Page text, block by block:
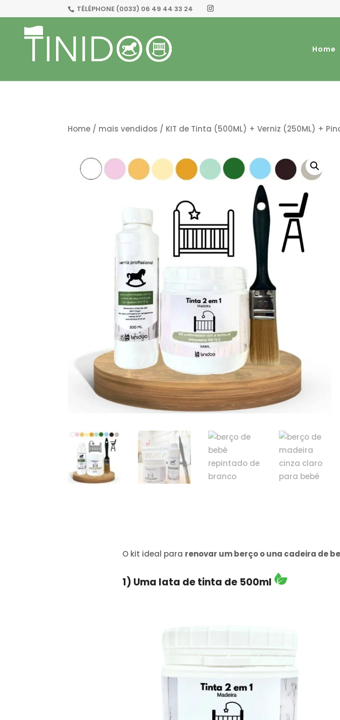
TÉLÉPHONE (0033) 06 49 44 33 24
Home
Home / mais vendidos / KIT de Tinta (500ML) + Verniz (250ML) +
O kit ideal para renovar um berço o una cadeira de
1) Uma lata de tinta de 500ml